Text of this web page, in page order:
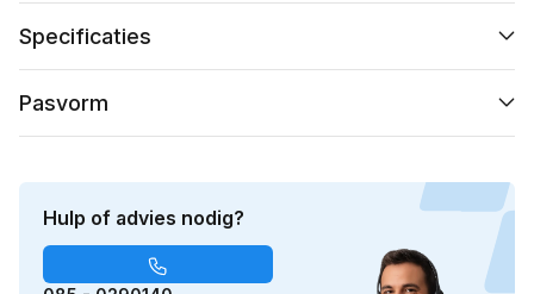
Specificaties
Pasvorm
Hulp of advies nodig?